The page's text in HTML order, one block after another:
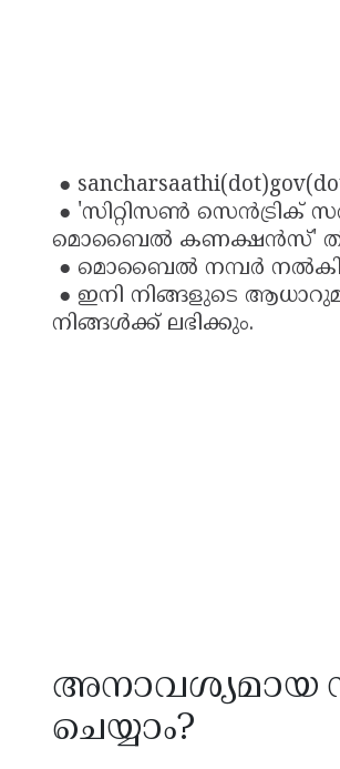
●
● 'സിറ്റിസൺ
മൊബൈൽ കണക്ഷൻസ്'
● മൊബൈൽ നമ്പർ നൽകി
● ഇനി നിങ്ങളുടെ
നിങ്ങൾക്ക് ലഭിക്കും.
അനാവശ്യമായ
ചെയ്യാം?